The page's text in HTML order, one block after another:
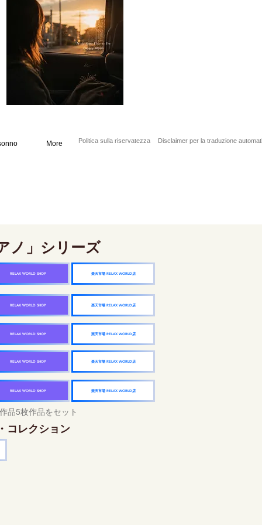
More Politica sulla riservatezza Disclaimer per la traduzione
ノ」シリーズ
楽天市場 RELAX WORLD店
RELAX WORLD SHOP
楽天市場 RELAX WORLD店
RELAX WORLD SHOP
楽天市場 RELAX WORLD店
RELAX WORLD SHOP
楽天市場 RELAX WORLD店
RELAX WORLD SHOP
楽天市場 RELAX WORLD店
RELAX WORLD SHOP
品5枚作品をセット
コレクション